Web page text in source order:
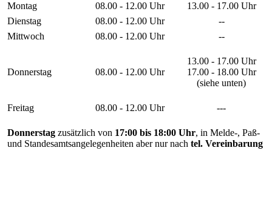
Montag 08.00 - 12.00 Uhr
13.00 - 17.00 Uhr
Dienstag
08.00 - 12.00 Uhr
--
Mittwoch
08.00 - 12.00 Uhr --
Donnerstag 08.00 - 12.00 Uhr
13.00 - 17.00 Uhr
17.00 - 18.00 Uhr
(siehe unten)
Freitag 08.00 - 12.00 Uhr ---
Donnerstag zusätzlich von 17:00 bis 18:00 Uhr, in Melde-, Paß-
und Standesamtsangelegenheiten aber nur nach tel. Vereinbarung